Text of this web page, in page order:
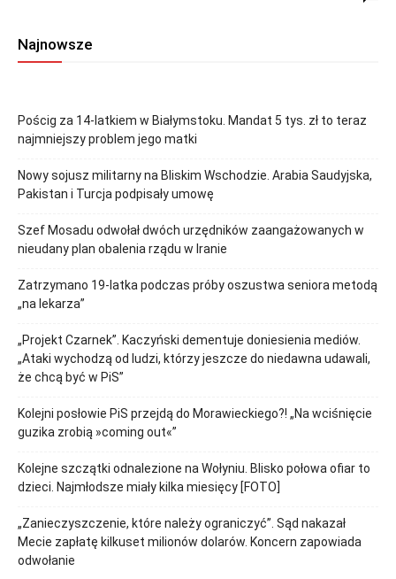
Najnowsze
Pościg za 14-latkiem w Białymstoku. Mandat 5 tys. zł to teraz
najmniejszy problem jego matki
Nowy sojusz militarny na Bliskim Wschodzie. Arabia Saudyjska,
Pakistan i Turcja podpisały umowę
Szef Mosadu odwołał dwóch urzędników zaangażowanych w
nieudany plan obalenia rządu w Iranie
Zatrzymano 19-latka podczas próby oszustwa seniora metodą
„na lekarza”
„Projekt Czarnek”. Kaczyński dementuje doniesienia mediów.
„Ataki wychodzą od ludzi, którzy jeszcze do niedawna udawali,
że chcą być w PiS”
Kolejni posłowie PiS przejdą do Morawieckiego?! „Na wciśnięcie
guzika zrobią »coming out«”
Kolejne szczątki odnalezione na Wołyniu. Blisko połowa ofiar to
dzieci. Najmłodsze miały kilka miesięcy [FOTO]
„Zanieczyszczenie, które należy ograniczyć”. Sąd nakazał
Mecie zapłatę kilkuset milionów dolarów. Koncern zapowiada
odwołanie